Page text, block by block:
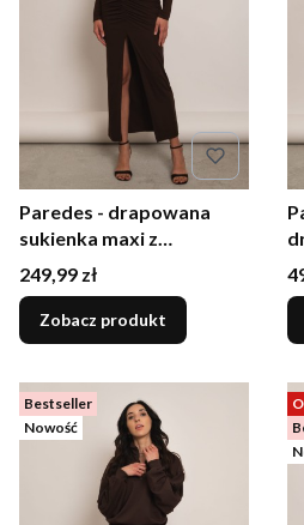
Paredes - drapowana
sukienka maxi z
rozcięciem brązowa
Cena
249,99 zł
Zobacz produkt
Bestseller
Nowość